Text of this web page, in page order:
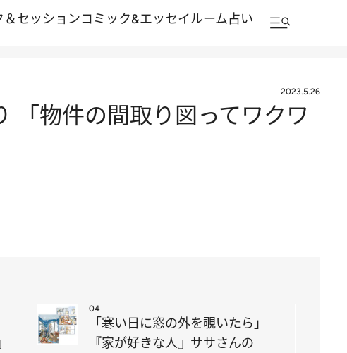
＆セッションコミック&エッセイルーム占い
2023.5.26
「物件の間取り図ってワクワ
04
「寒い日に窓の外を覗いたら」
『家が好きな人』ササさんの